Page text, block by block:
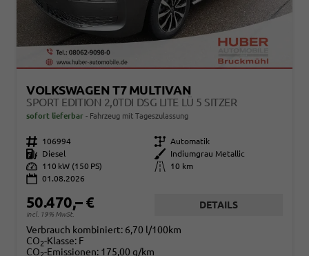
VOLKSWAGEN T7 MULTIVAN
SPORT EDITION 2,0TDI DSG LITE LÜ 5 SITZER
sofort lieferbar Fahrzeug mit Tageszulassung
Fahrzeugnr. 106994 Getriebe Automatik
Kraftstoff
Diesel Außenfarbe
Indiumgrau Metallic
Leistung
110 kW (150 PS) Kilometerstand
10 km
01.08.2026
50.470,– €
incl. 19% MwSt.
DETAILS
Verbrauch kombiniert: 6,70 l/100km
CO2-Klasse: F
CO -Emissionen: 175,00 g/km